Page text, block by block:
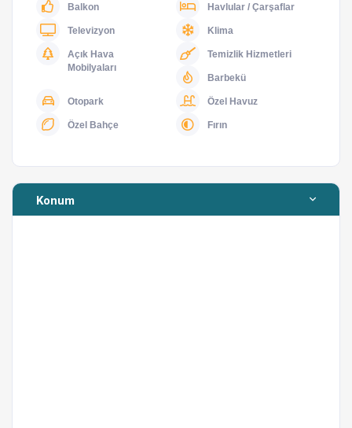
yaşayabilirsiniz.
Market, restoran ve ihtiyaç noktalarına kolay ulaşım
sağlayan konumuyla dikkat çeken Villa Cem, aynı
zamanda Fethiye’nin doğal güzelliklerine ve çevredeki
popüler noktalara ulaşım açısından avantaj sunmaktadır.
Balkon Havlular / Çarşaflar
Televizyon Klima
Açık Hava
Mobilyaları
Temizlik Hizmetleri
Barbekü
Otopark Özel Havuz
Özel Bahçe Fırın
Konum